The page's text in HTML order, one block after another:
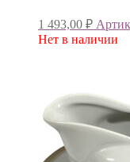
1 493,00 ₽
Нет в наличии